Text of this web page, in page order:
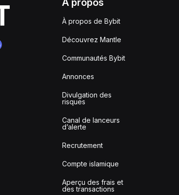
À propos
À propos de Bybit
Découvrez Mantle
Communautés Bybit
Annonces
Divulgation des
risques
Canal de lanceurs
d’alerte
Recrutement
Compte islamique
Aperçu des frais et
des transactions